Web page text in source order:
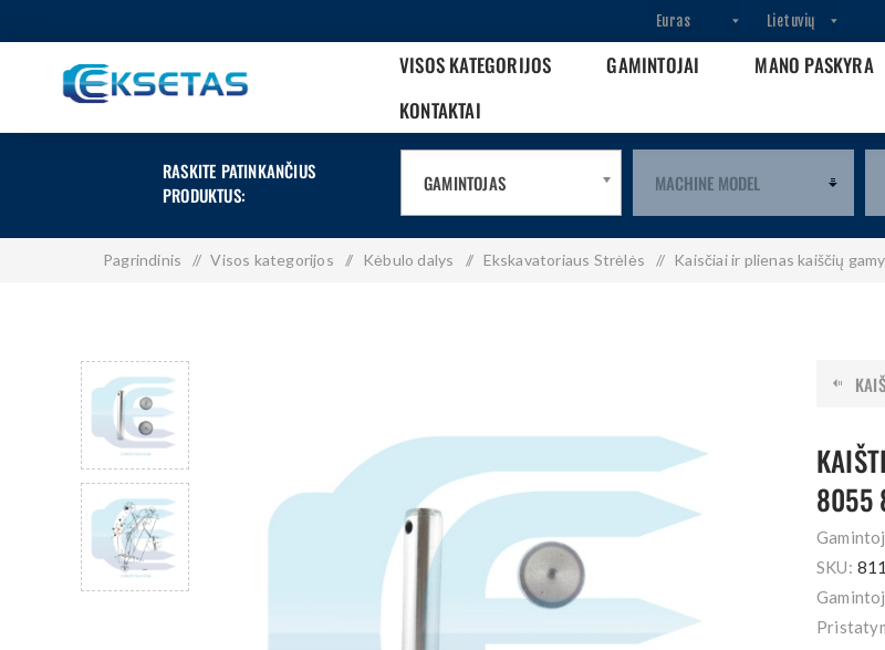
VISOS KATEGORIJOS GAMINTOJAI MANO PASKYRA
KONTAKTAI
RASKITE PATINKANČIUS
PRODUKTUS:
GAMINTOJAS
Pagrindinis / Visos kategorijos / Kėbulo dalys / Ekskavatoriaus Strėlės / Kaisčiai ir plienas kaiščių
8055
SKU: